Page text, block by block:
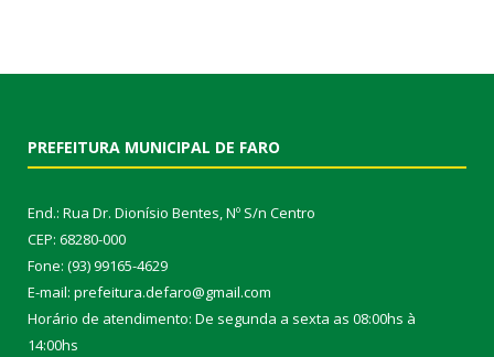
PREFEITURA MUNICIPAL DE FARO
End.: Rua Dr. Dionísio Bentes, Nº S/n Centro
CEP: 68280-000
Fone: (93) 99165-4629
E-mail: prefeitura.defaro@gmail.com
Horário de atendimento: De segunda a sexta as 08:00hs à
14:00hs